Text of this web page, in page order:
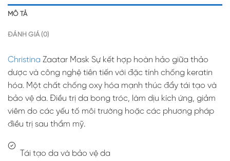
MÔ TẢ
ĐÁNH GIÁ (0)
Christina Zaatar Mask Sự kết hợp hoàn hảo giữa thảo
dược và công nghệ tiên tiến với đặc tính chống keratin
hóa. Một chất chống oxy hóa mạnh thúc đẩy tái tạo và
bảo vệ da. Điều trị da bong tróc, làm dịu kích ứng, giảm
viêm do các yếu tố môi trường hoặc các phương pháp
điều trị sau thẩm mỹ.
Tái tạo da và bảo vệ da